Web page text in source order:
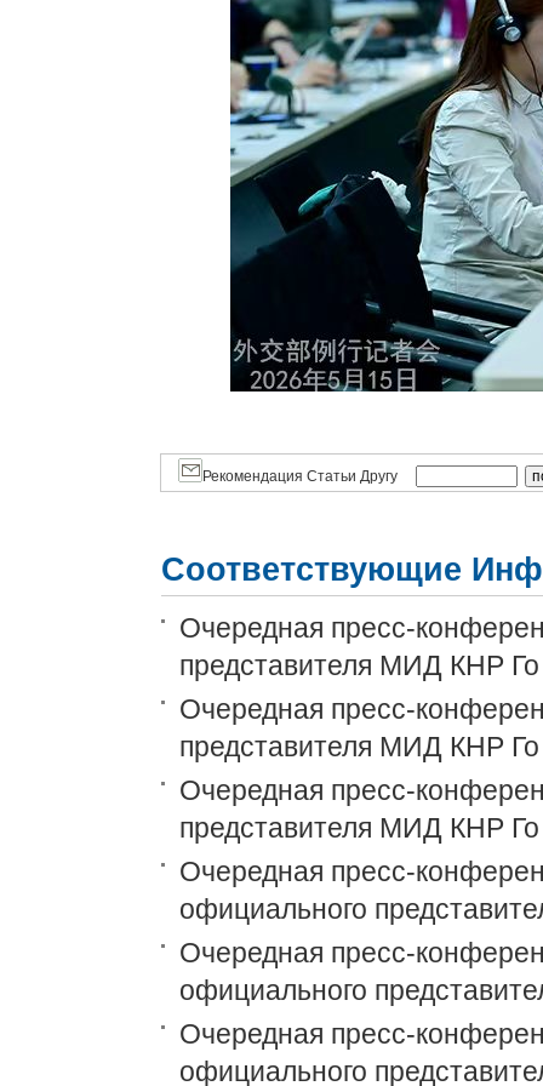
Рекомендация Статьи Другу
Соответствующие
Очередная пресс-
представителя МИД КНР Го
Очередная пресс-
представителя МИД КНР Го
Очередная пресс-
представителя МИД КНР Го
Очередная пресс-
официального
Очередная пресс-
официального
Очередная пресс-
официального